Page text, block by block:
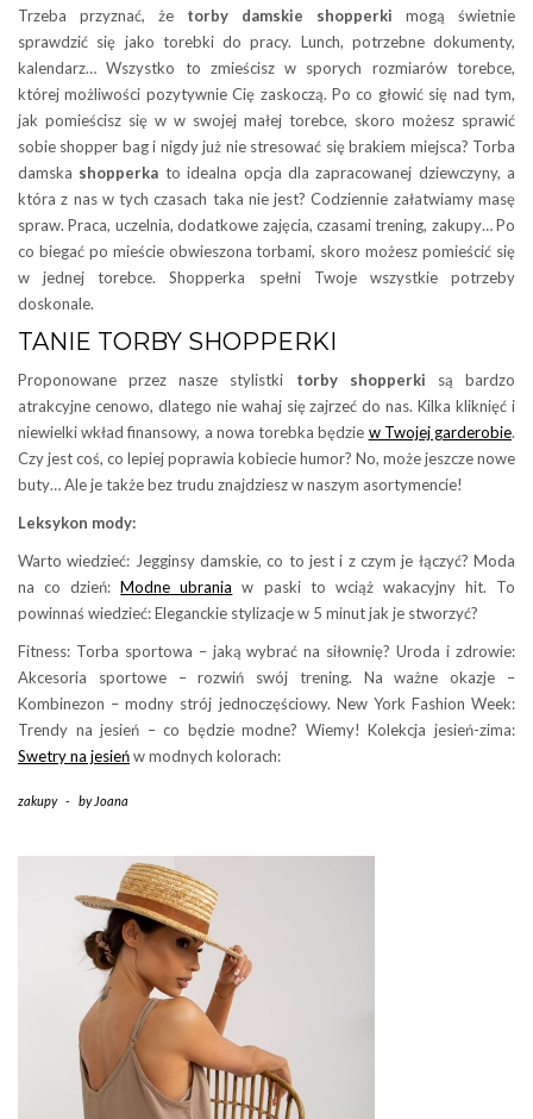
Trzeba przyznać, że torby damskie shopperki mogą świetnie
sprawdzić się jako torebki do pracy. Lunch, potrzebne dokumenty,
kalendarz… Wszystko to zmieścisz w sporych rozmiarów torebce,
której możliwości pozytywnie Cię zaskoczą. Po co głowić się nad tym,
jak pomieścisz się w w swojej małej torebce, skoro możesz sprawić
sobie shopper bag i nigdy już nie stresować się brakiem miejsca? Torba
damska shopperka to idealna opcja dla zapracowanej dziewczyny, a
która z nas w tych czasach taka nie jest? Codziennie załatwiamy masę
spraw. Praca, uczelnia, dodatkowe zajęcia, czasami trening, zakupy… Po
co biegać po mieście obwieszona torbami, skoro możesz pomieścić się
w jednej torebce. Shopperka spełni Twoje wszystkie potrzeby
doskonale.
TANIE TORBY SHOPPERKI
Proponowane przez nasze stylistki torby shopperki są bardzo
atrakcyjne cenowo, dlatego nie wahaj się zajrzeć do nas. Kilka kliknięć i
niewielki wkład finansowy, a nowa torebka będzie w Twojej garderobie.
Czy jest coś, co lepiej poprawia kobiecie humor? No, może jeszcze nowe
buty… Ale je także bez trudu znajdziesz w naszym asortymencie!
Leksykon mody:
Warto wiedzieć: Jegginsy damskie, co to jest i z czym je łączyć? Moda
na co dzień:Modne ubrania w paski to wciąż wakacyjny hit. To
powinnaś wiedzieć: Eleganckie stylizacje w 5 minut jak je stworzyć?
Fitness: Torba sportowa – jaką wybrać na siłownię? Uroda i zdrowie:
Akcesoria sportowe – rozwiń swój trening. Na ważne okazje –
Kombinezon – modny strój jednoczęściowy. New York Fashion Week:
Trendy na jesień – co będzie modne? Wiemy! Kolekcja jesień-zima:
Swetry na jesieńw modnych kolorach:
zakupy - by Joana